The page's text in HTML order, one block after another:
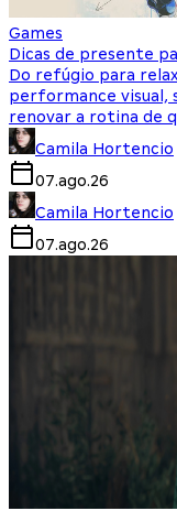
Games
Dicas de presente
Do refúgio para
performance visual,
renovar a rotina de
Camila Hortencio
07.ago.26
Camila Hortencio
07.ago.26